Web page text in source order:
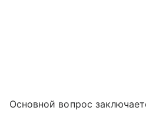
Основной вопрос